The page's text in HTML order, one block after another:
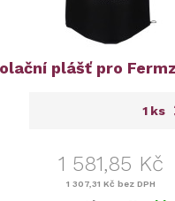
plášť pro
ks
1 581,85 Kč
1 307,31 Kč bez DPH